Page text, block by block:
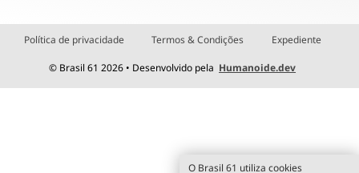
Política de privacidade Termos & Condições Expediente
© Brasil 61 2026 • Desenvolvido pela Humanoide.dev
O Brasil 61 utiliza cookies